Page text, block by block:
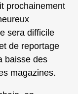
prochainement
sera difficile
de reportage
baisse des
magazines.